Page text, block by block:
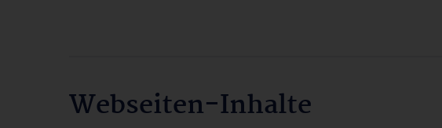
Webseiten-Inhalte